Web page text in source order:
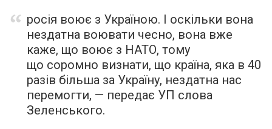
росія воює з Україною. І оскільки вона
нездатна воювати чесно, вона вже
каже, що воює з НАТО, тому
що соромно визнати, що країна, яка в 40
разів більша за Україну, нездатна нас
перемогти, — передає УП слова
Зеленського.